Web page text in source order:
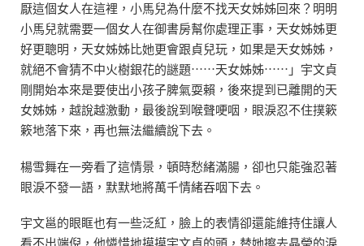
厭這個女人在這裡，小馬兒為什麼不找天女姊姊回來？明明
小馬兒就需要一個女人在御書房幫你處理正事，天女姊姊更
好更聰明，天女姊姊比她更會跟貞兒玩，如果是天女姊姊，
就絕不會猜不中火樹銀花的謎題⋯⋯天女姊姊⋯⋯」宇文貞
剛開始本來是要使出小孩子脾氣耍賴，後來提到已離開的天
女姊姊，越說越激動，最後說到喉聲哽咽，眼淚忍不住撲簌
簌地落下來，再也無法繼續說下去。
楊雪舞在一旁看了這情景，頓時愁緒滿腸，卻也只能強忍著
眼淚不發一語，默默地將萬千情緒吞咽下去。
宇文邕的眼眶也有一些泛紅，臉上的表情卻還能維持住讓人